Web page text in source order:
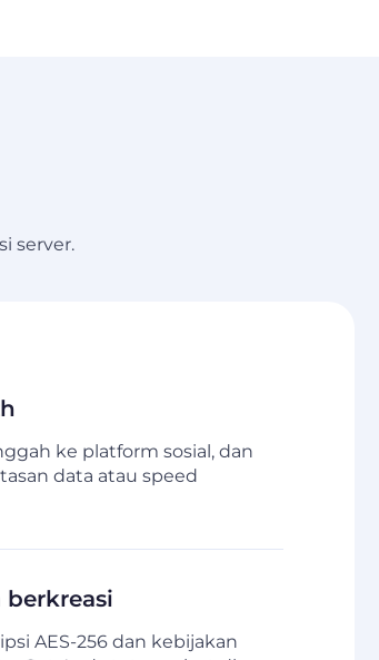
server.
ke platform sosial, dan
data atau speed
AES-256 dan kebijakan